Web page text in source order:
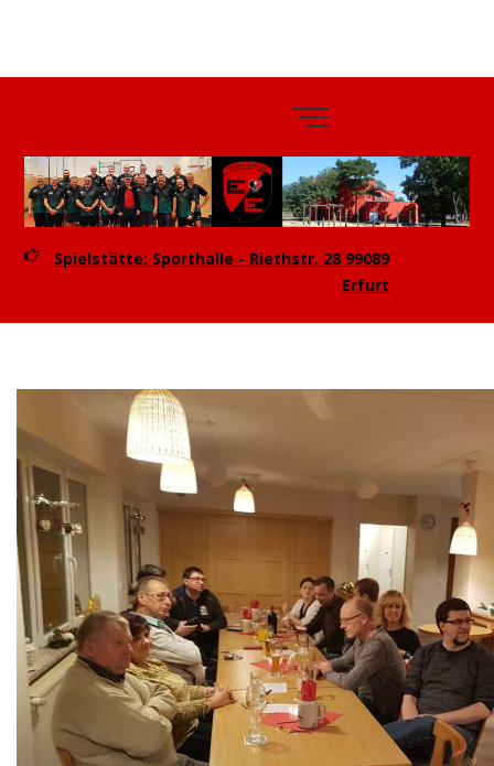
Spielstätte: Sporthalle - Riethstr. 28 99089
Erfurt